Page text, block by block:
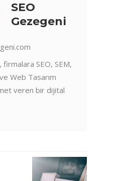
SEO
Gezegeni
firmalara SEO, SEM,
Web Tasarım
veren bir dijital